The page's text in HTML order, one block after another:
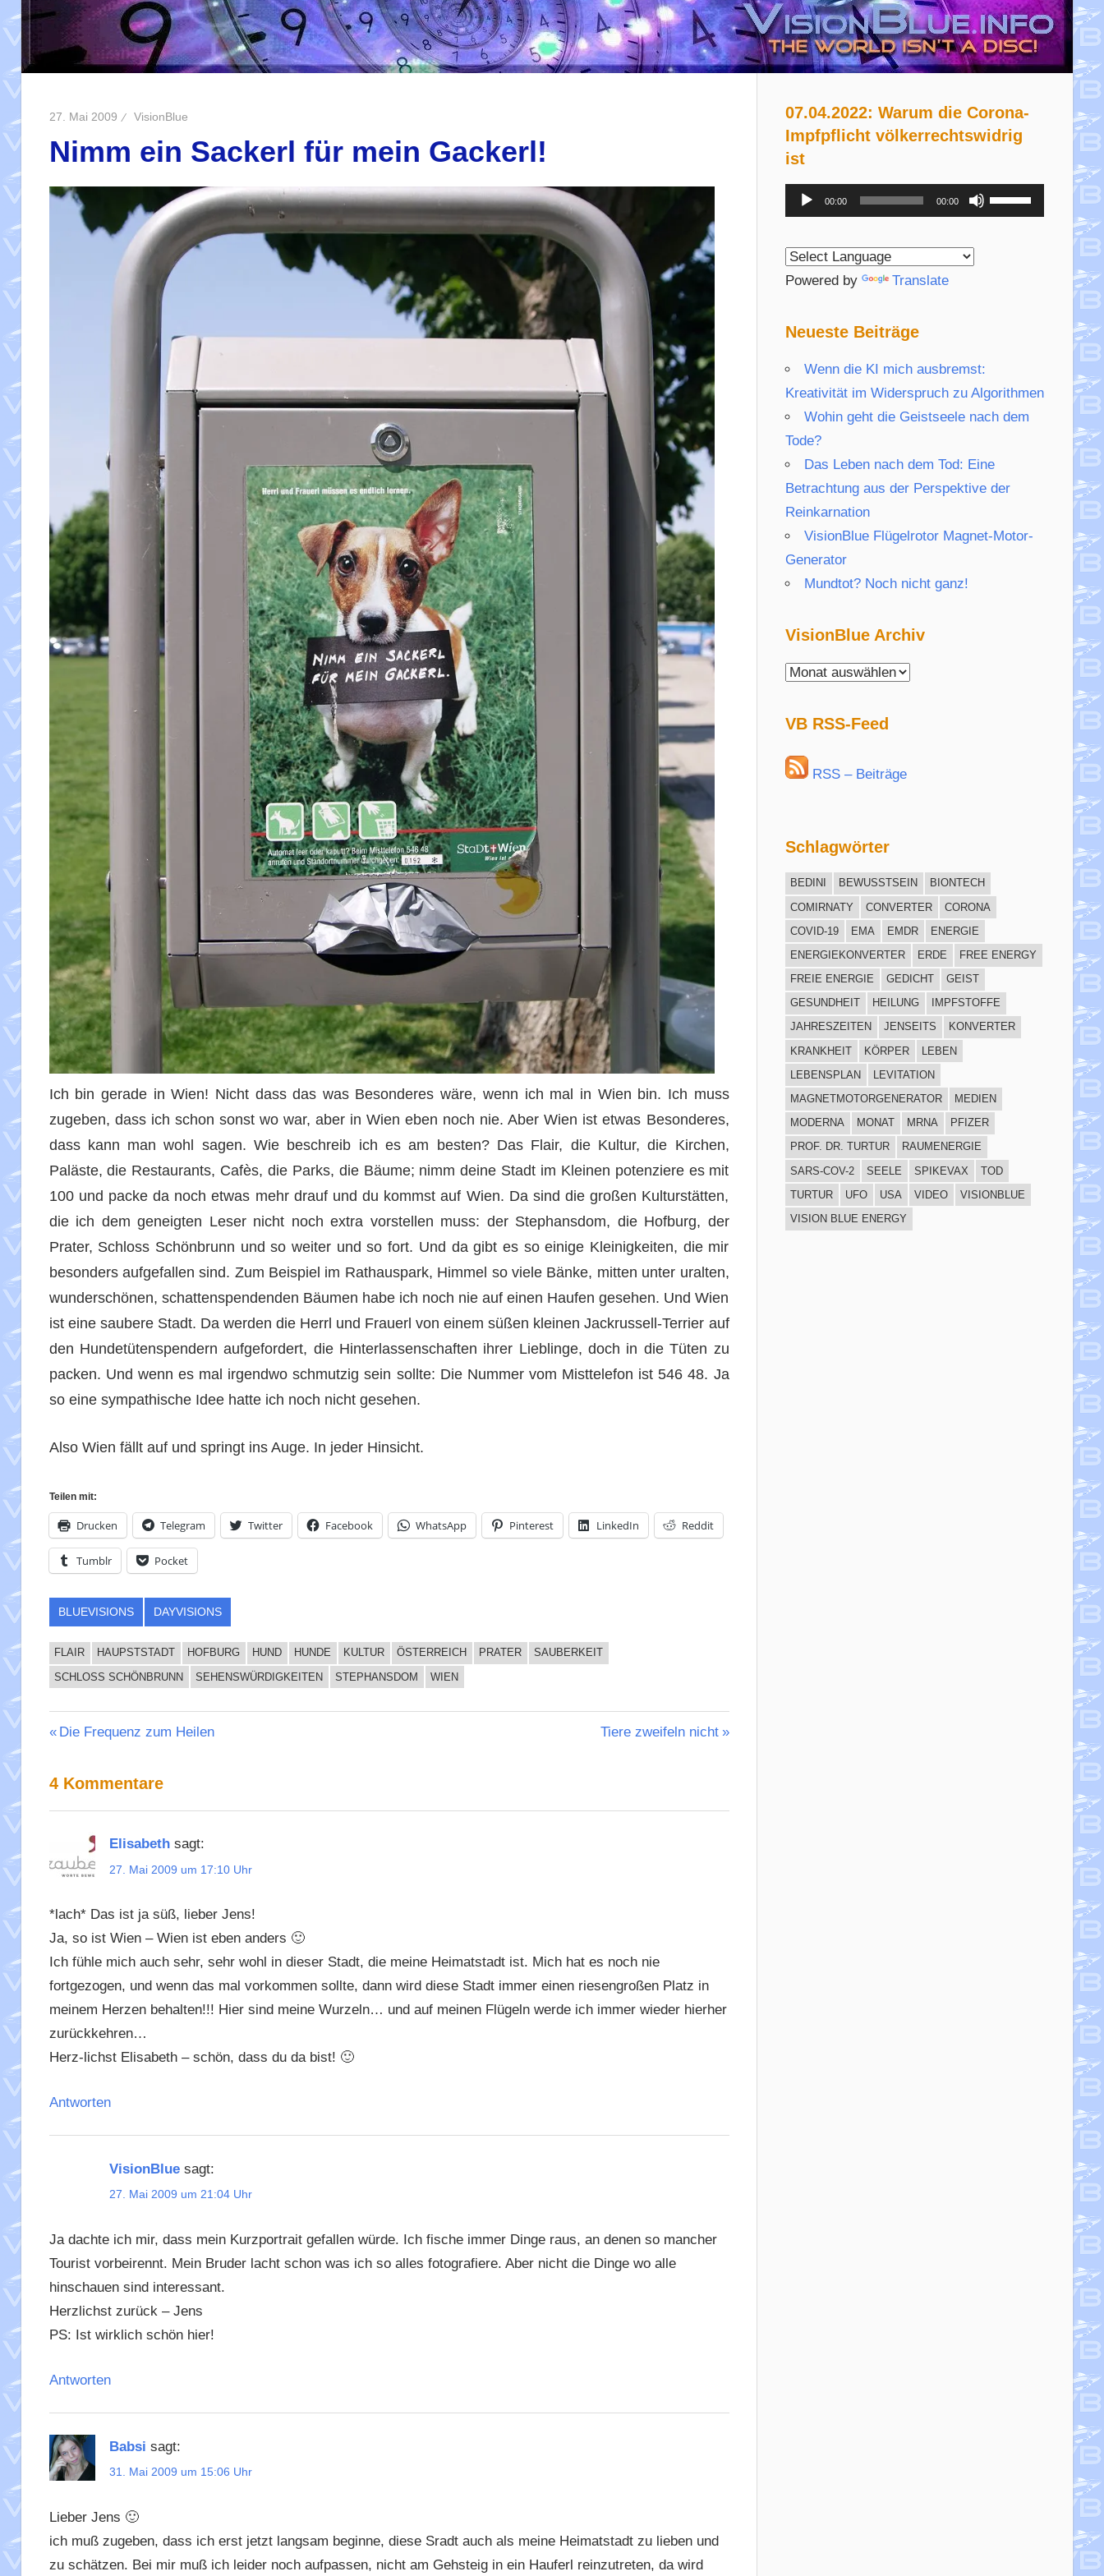
27. Mai 2009 VisionBlue
Nimm ein Sackerl für mein Gackerl!
Ich bin gerade in Wien! Nicht dass das was Besonderes wäre, wenn ich mal in Wien bin. Ich muss
zugeben, dass ich schon sonst wo war, aber in Wien eben noch nie. Aber Wien ist etwas Besonderes,
dass kann man wohl sagen. Wie beschreib ich es am besten? Das Flair, die Kultur, die Kirchen,
Paläste, die Restaurants, Cafès, die Parks, die Bäume; nimm deine Stadt im Kleinen potenziere es mit
100 und packe da noch etwas mehr drauf und du kommst auf Wien. Da sind die großen Kulturstätten,
die ich dem geneigten Leser nicht noch extra vorstellen muss: der Stephansdom, die Hofburg, der
Prater, Schloss Schönbrunn und so weiter und so fort. Und da gibt es so einige Kleinigkeiten, die mir
besonders aufgefallen sind. Zum Beispiel im Rathauspark, Himmel so viele Bänke, mitten unter uralten,
wunderschönen, schattenspendenden Bäumen habe ich noch nie auf einen Haufen gesehen. Und Wien
ist eine saubere Stadt. Da werden die Herrl und Frauerl von einem süßen kleinen Jackrussell-Terrier auf
den Hundetütenspendern aufgefordert, die Hinterlassenschaften ihrer Lieblinge, doch in die Tüten zu
packen. Und wenn es mal irgendwo schmutzig sein sollte: Die Nummer vom Misttelefon ist 546 48. Ja
so eine sympathische Idee hatte ich noch nicht gesehen.
Also Wien fällt auf und springt ins Auge. In jeder Hinsicht.
Teilen mit:
Drucken Telegram Twitter Facebook WhatsApp Pinterest LinkedIn Reddit
Tumblr Pocket
BLUEVISIONS DAYVISIONS
FLAIR HAUPSTSTADT HOFBURG HUND HUNDE KULTUR ÖSTERREICH PRATER
SAUBERKEIT
SCHLOSS SCHÖNBRUNN
SEHENSWÜRDIGKEITEN STEPHANSDOM WIEN
Beitragsnavigation
Vorheriger
Die Frequenz zum Heilen
Nächster
Tiere zweifeln nicht
4 Kommentare
Elisabeth sagt:
27. Mai 2009 um 17:10 Uhr
*lach* Das ist ja süß, lieber Jens!
Ja, so ist Wien – Wien ist eben anders 🙂
Ich fühle mich auch sehr, sehr wohl in dieser Stadt, die meine Heimatstadt ist. Mich hat es noch nie
fortgezogen, und wenn das mal vorkommen sollte, dann wird diese Stadt immer einen riesengroßen Platz in
meinem Herzen behalten!!! Hier sind meine Wurzeln… und auf meinen Flügeln werde ich immer wieder hierher
zurückkehren…
Herz-lichst Elisabeth – schön, dass du da bist! 🙂
Antworten
VisionBlue sagt:
27. Mai 2009 um 21:04 Uhr
Ja dachte ich mir, dass mein Kurzportrait gefallen würde. Ich fische immer Dinge raus, an denen so mancher
Tourist vorbeirennt. Mein Bruder lacht schon was ich so alles fotografiere. Aber nicht die Dinge wo alle
hinschauen sind interessant.
Herzlichst zurück – Jens
PS: Ist wirklich schön hier!
Antworten
Babsi sagt:
31. Mai 2009 um 15:06 Uhr
Lieber Jens 🙂
ich muß zugeben, dass ich erst jetzt langsam beginne, diese Sradt auch als meine Heimatstadt zu lieben und
zu schätzen. Bei mir muß ich leider noch aufpassen, nicht am Gehsteig in ein Hauferl reinzutreten, da wird
07.04.2022: Warum die Corona-
Impfpflicht völkerrechtswidrig
ist
Audio-
Player
00:00 00:00
Pfeiltasten
Hoch/Runter
Powered by Translate
Neueste Beiträge
Wenn die KI mich ausbremst:
Kreativität im Widerspruch zu Algorithmen
Wohin geht die Geistseele nach dem
Tode?
Das Leben nach dem Tod: Eine
Betrachtung aus der Perspektive der
Reinkarnation
VisionBlue Flügelrotor Magnet-Motor-
Generator
Mundtot? Noch nicht ganz!
VisionBlue Archiv
VisionBlue
VB RSS-Feed
RSS – Beiträge
Schlagwörter
BEDINI BEWUSSTSEIN
BIONTECH
COMIRNATY
CONVERTER
CORONA
COVID-19
EMA EMDR
ENERGIE
ENERGIEKONVERTER
ERDE
FREE ENERGY
FREIE ENERGIE
GEDICHT
GEIST
GESUNDHEIT
HEILUNG
IMPFSTOFFE
JAHRESZEITEN
JENSEITS
KONVERTER
KRANKHEIT
KÖRPER
LEBEN
LEBENSPLAN
LEVITATION
MAGNETMOTORGENERATOR
MEDIEN
MODERNA
MONAT MRNA
PFIZER
PROF. DR. TURTUR
RAUMENERGIE
SARS-COV-2
SEELE SPIKEVAX
TOD
TURTUR
UFO USA VIDEO
VISIONBLUE
VISION BLUE ENERGY